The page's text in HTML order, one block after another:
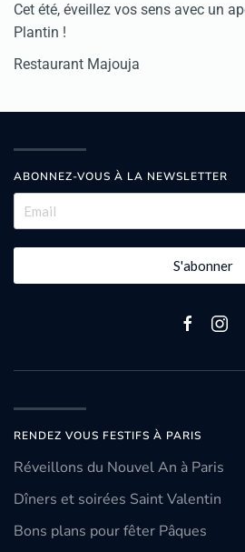
Cet été, éveillez vos sens avec un
Plantin !
Restaurant Majouja
ABONNEZ-VOUS À LA NEWSLETTER
S'abonner
RENDEZ VOUS FESTIFS À PARIS
Réveillons du Nouvel An à Paris
Dîners et soirées Saint Valentin
Bons plans pour fêter Pâques